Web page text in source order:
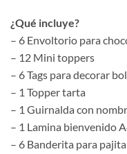
¿Qué incluye?
– 6 Envoltorio para
– 12 Mini toppers
– 6 Tags para decorar
– 1 Topper tarta
– 1 Guirnalda con
– 1 Lamina bienvenido
– 6 Banderita para